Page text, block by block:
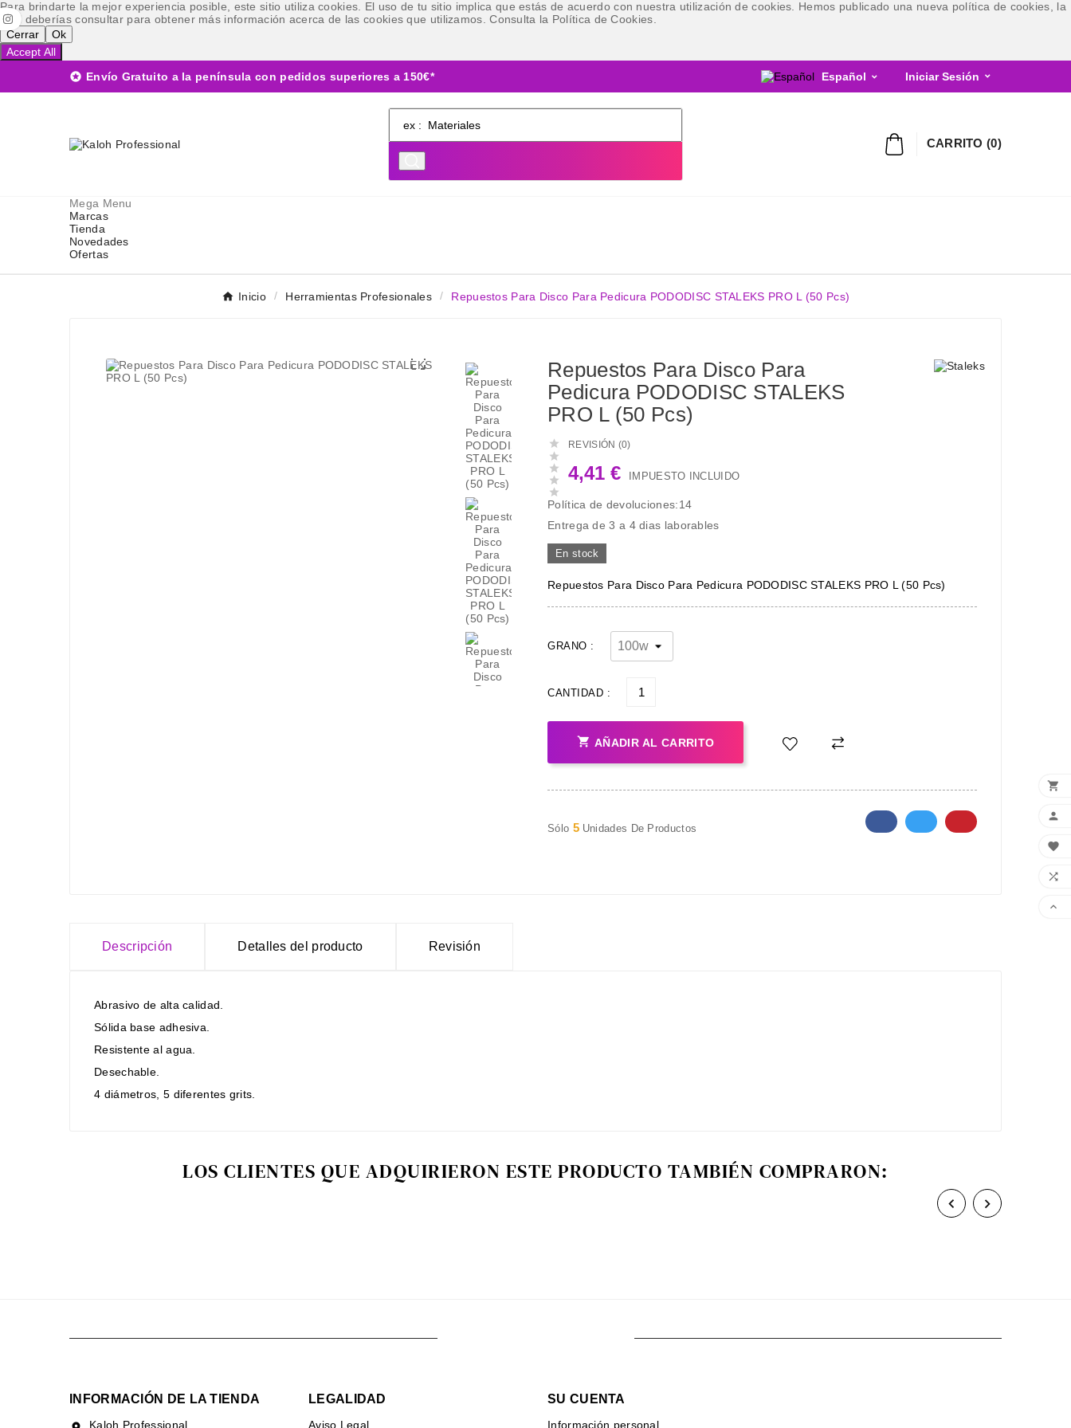
Para brindarte la mejor experiencia posible, este sitio utiliza cookies. El uso de tu sitio implica que estás de acuerdo con nuestra utilización de cookies. Hemos publicado una nueva política de cookies, la
cual deberías consultar para obtener más información acerca de las cookies que utilizamos. Consulta la Política de Cookies.
Cerrar
Ok
Accept All
 Envío Gratuito a la península con pedidos superiores a 150€* Español  Iniciar Sesión 
CARRITO(0)
Mega Menu
Marcas
Tienda
Novedades
Ofertas
Inicio Herramientas Profesionales Repuestos Para Disco Para Pedicura PODODISC STALEKS PRO L (50 Pcs)

Repuestos Para Disco Para
Pedicura PODODISC STALEKS
PRO L (50 Pcs)





REVISIÓN (0)
4,41 € IMPUESTO INCLUIDO
Política de devoluciones:14
Entrega de 3 a 4 dias laborables
En stock
Repuestos Para Disco Para Pedicura PODODISC STALEKS PRO L (50 Pcs)
GRANO :
CANTIDAD :
 AÑADIR AL CARRITO
Sólo 5Unidades De Productos
Descripción Detalles del producto Revisión
Abrasivo de alta calidad.
Sólida base adhesiva.
Resistente al agua.
Desechable.
4 diámetros, 5 diferentes grits.
LOS CLIENTES QUE ADQUIRIERON ESTE PRODUCTO TAMBIÉN COMPRARON:
 
INFORMACIÓN DE LA TIENDA
Kaloh Professional
LEGALIDAD
Aviso Legal
SU CUENTA
Información personal




